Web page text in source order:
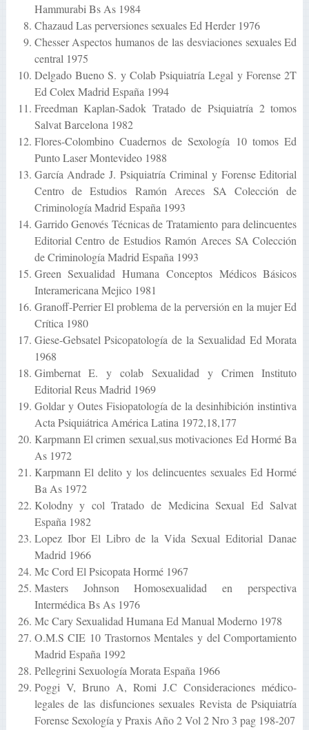
Hammurabi Bs As 1984
Chazaud Las perversiones sexuales Ed Herder 1976
Chesser Aspectos humanos de las desviaciones sexuales Ed
central 1975
Delgado Bueno S. y Colab Psiquiatría Legal y Forense 2T
Ed Colex Madrid España 1994
Freedman Kaplan-Sadok Tratado de Psiquiatría 2 tomos
Salvat Barcelona 1982
Flores-Colombino Cuadernos de Sexología 10 tomos Ed
Punto Laser Montevideo 1988
García Andrade J. Psiquiatría Criminal y Forense Editorial
Centro de Estudios Ramón Areces SA Colección de
Criminología Madrid España 1993
Garrido Genovés Técnicas de Tratamiento para delincuentes
Editorial Centro de Estudios Ramón Areces SA Colección
de Criminología Madrid España 1993
Green Sexualidad Humana Conceptos Médicos Básicos
Interamericana Mejico 1981
Granoff-Perrier El problema de la perversión en la mujer Ed
Crítica 1980
Giese-Gebsatel Psicopatología de la Sexualidad Ed Morata
1968
Gimbernat E. y colab Sexualidad y Crimen Instituto
Editorial Reus Madrid 1969
Goldar y Outes Fisiopatología de la desinhibición instintiva
Acta Psiquiátrica América Latina 1972,18,177
Karpmann El crimen sexual,sus motivaciones Ed Hormé Ba
As 1972
Karpmann El delito y los delincuentes sexuales Ed Hormé
Ba As 1972
Kolodny y col Tratado de Medicina Sexual Ed Salvat
España 1982
Lopez Ibor El Libro de la Vida Sexual Editorial Danae
Madrid 1966
Mc Cord El Psicopata Hormé 1967
Masters Johnson Homosexualidad en perspectiva
Intermédica Bs As 1976
Mc Cary Sexualidad Humana Ed Manual Moderno 1978
O.M.S CIE 10 Trastornos Mentales y del Comportamiento
Madrid España 1992
Pellegrini Sexuología Morata España 1966
Poggi V, Bruno A, Romi J.C Consideraciones médico-
legales de las disfunciones sexuales Revista de Psiquiatría
Forense Sexología y Praxis Año 2 Vol 2 Nro 3 pag 198-207